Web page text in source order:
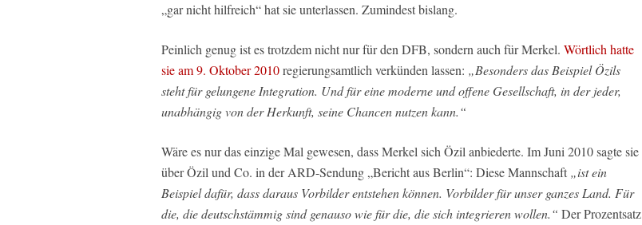
„gar nicht hilfreich“ hat sie unterlassen. Zumindest bislang.
Peinlich genug ist es trotzdem nicht nur für den DFB, sondern auch für Merkel. Wörtlich hatte
sie am 9. Oktober 2010regierungsamtlich verkünden lassen: „Besonders das Beispiel Özils
steht für gelungene Integration. Und für eine moderne und offene Gesellschaft, in der jeder,
unabhängig von der Herkunft, seine Chancen nutzen kann.“
Wäre es nur das einzige Mal gewesen, dass Merkel sich Özil anbiederte. Im Juni 2010 sagte sie
über Özil und Co. in der ARD-Sendung „Bericht aus Berlin“: Diese Mannschaft „ist ein
Beispiel dafür, dass daraus Vorbilder entstehen können. Vorbilder für unser ganzes Land. Für
die, die deutschstämmig sind genauso wie für die, die sich integrieren wollen.“ Der Prozentsatz